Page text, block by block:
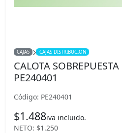
CAJAS CAJAS DISTRIBUCION
CALOTA
PE240401
Código: PE240401
$1.488iva incluido.
NETO: $1.250